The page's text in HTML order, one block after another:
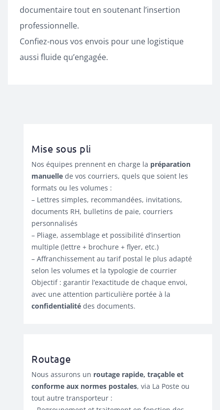
documentaire tout en soutenant l’insertion
professionnelle.
Confiez-nous vos envois pour une logistique
aussi fluide qu’engagée.
Mise sous pli
Nos équipes prennent en charge la préparation
manuelle de vos courriers, quels que soient les
formats ou les volumes :
– Lettres simples, recommandées, invitations,
documents RH, bulletins de paie, courriers
personnalisés
– Pliage, assemblage et possibilité d’insertion
multiple (lettre + brochure + flyer, etc.)
– Affranchissement au tarif postal le plus adapté
selon les volumes et la typologie de courrier
Objectif : garantir l’exactitude de chaque envoi,
avec une attention particulière portée à la
confidentialité des documents.
Routage
Nous assurons un routage rapide, traçable et
conforme aux normes postales, via La Poste ou
tout autre transporteur :